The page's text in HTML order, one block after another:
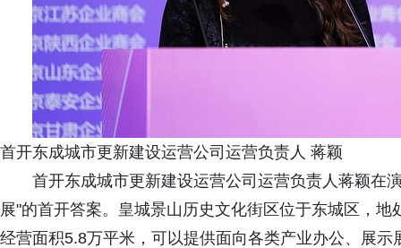
首开东成城市更新建设运营公司运营负责人 蒋颖
首开东成城市更新建设运营公司运营负责人蒋颖在
展"的首开答案。皇城景山历史文化街区位于东城区，
经营面积5.8万平米，可以提供面向各类产业办公、展